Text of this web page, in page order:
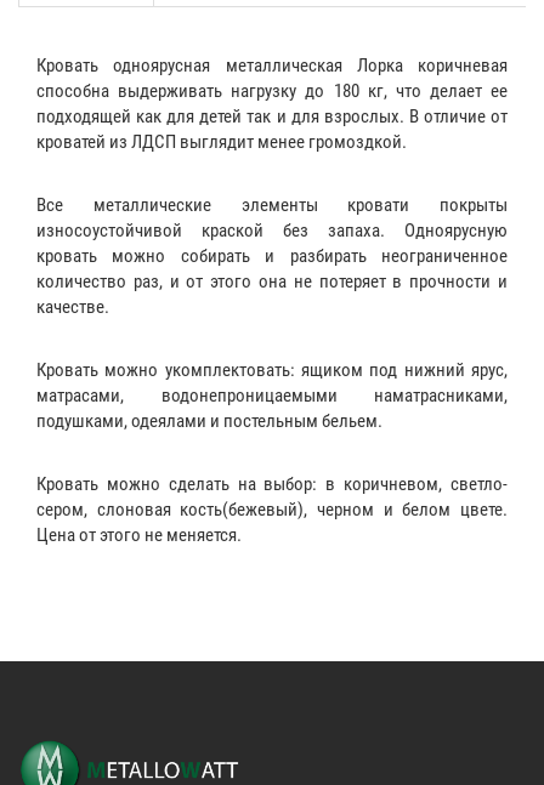
Кровать одноярусная металлическая Лорка коричневая
способна выдерживать нагрузку до 180 кг, что делает ее
подходящей как для детей так и для взрослых. В отличие от
кроватей из ЛДСП выглядит менее громоздкой.
Все металлические элементы кровати покрыты
износоустойчивой краской без запаха. Одноярусную
кровать можно собирать и разбирать неограниченное
количество раз, и от этого она не потеряет в прочности и
качестве.
Кровать можно укомплектовать: ящиком под нижний ярус,
матрасами, водонепроницаемыми наматрасниками,
подушками,одеялами и постельным бельем.
Кровать можно сделать на выбор: в коричневом, светло-
сером, слоновая кость(бежевый), черном и белом цвете.
Цена от этого не меняется.